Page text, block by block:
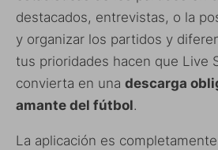
destacados, entrevistas, o la
y organizar los partidos y
tus prioridades hacen que Live
convierta en una descarga
amante del fútbol.
La aplicación es completamente